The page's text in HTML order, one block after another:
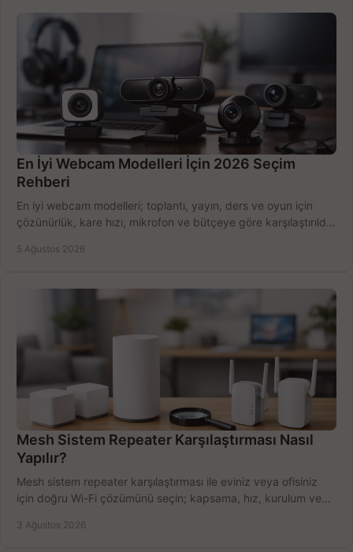
En İyi Webcam Modelleri İçin 2026 Seçim
Rehberi
En iyi webcam modelleri; toplantı, yayın, ders ve oyun için
çözünürlük, kare hızı, mikrofon ve bütçeye göre karşılaştırıldı.
5 Ağustos 2026
Mesh Sistem Repeater Karşılaştırması Nasıl
Yapılır?
Mesh sistem repeater karşılaştırması ile eviniz veya ofisiniz
için doğru Wi-Fi çözümünü seçin; kapsama, hız, kurulum ve
3 Ağustos 2026